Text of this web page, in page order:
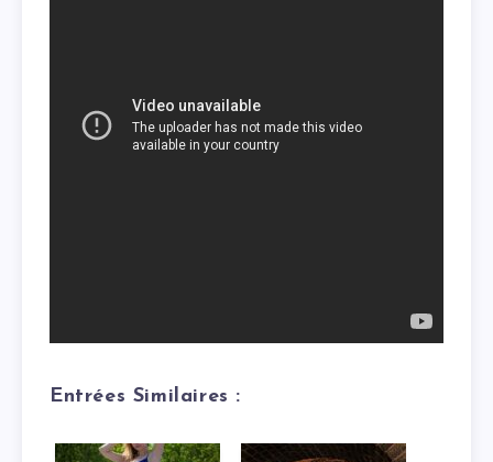
Entrées Similaires :